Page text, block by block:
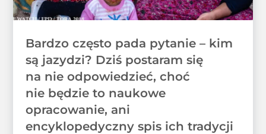
Bardzo często pada pytanie – kim
są jazydzi? Dziś postaram się
na nie odpowiedzieć, choć
nie będzie to naukowe
opracowanie, ani
encyklopedyczny spis ich tradycji